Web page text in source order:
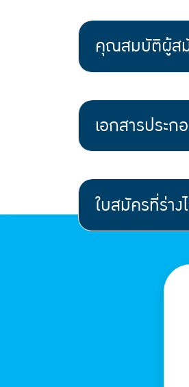
คุณสมบัติผู้ส
เอกสารประ
ใบสมัครที่ร่าง